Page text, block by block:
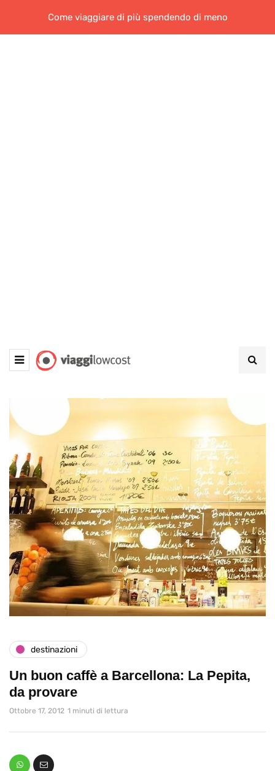
Come viaggiare di più spendendo di meno
destinazioni
Un buon caffè a Barcellona: La Pepita,
da provare
Ottobre 17, 2012 1 minuti di lettura